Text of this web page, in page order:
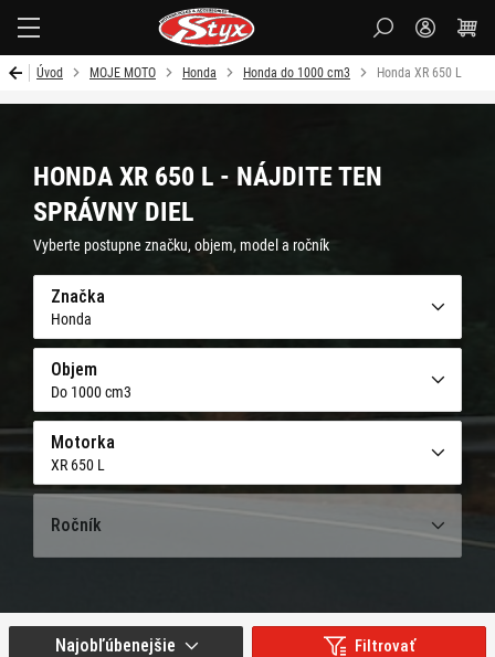
Úvod MOJE MOTO Honda Honda do 1000 cm3 Honda XR 650 L
HONDA XR 650 L - NÁJDITE TEN
SPRÁVNY DIEL
Vyberte postupne značku, objem, model a ročník
Značka
Honda
Objem
Do 1000 cm3
Motorka
XR 650 L
Ročník
Filtrovať
Najobľúbenejšie